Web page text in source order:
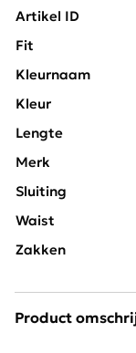
Artikel ID
Fit
Kleurnaam
Kleur
Lengte
Merk
Sluiting
Waist
Zakken
Product